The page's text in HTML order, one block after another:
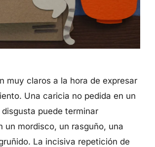
muy claros a la hora de expresar
Una caricia no pedida en un
puede terminar
un mordisco, un rasguño, una
La incisiva repetición de